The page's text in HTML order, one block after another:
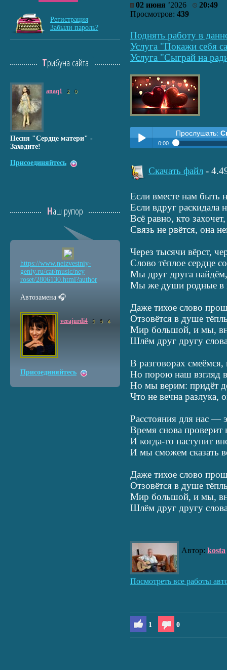
02 июня ’2026
20:49
Просмотров: 439
Поднять работу в
Услуга "Покажи себя
Услуга "Сыграй на
Play /
Прослушать:
0:00
Скачать файл -
Если вместе нам быть
Если вдруг раскидала
Всё равно, кто
Связь не рвётся, она
Через тысячи вёрст,
Слово тёплое сердце
Мы друг друга
Мы же души родные в
Даже тихое слово
Отзовётся в душе
Мир большой, и мы,
Шлём друг другу
В разговорах
Но порою наш взгляд
Но мы верим: придёт
Что не вечна разлука,
Расстояния для нас —
Время снова проверит
И когда-то наступит
И мы сможем сказать
Даже тихое слово
Отзовётся в душе
Мир большой, и мы,
Шлём друг другу
Автор:kosta
Посмотреть все работы
1 0
Регистрация
Забыли пароль?
Трибуна сайта
anaq1 2 0
Песня "Сердце матери" -
Заходите!
Присоединяйтесь
Наш рупор
https://www.neizvestniy-
geniy.ru/cat/music/ney
roset/2806130.html?author
Автозамена 🎧
verajurdi4 3 6 4
Присоединяйтесь